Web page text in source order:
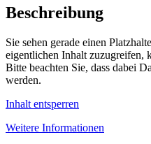
Beschreibung
Sie sehen gerade einen
eigentlichen Inhalt zuzugreifen,
Bitte beachten Sie, dass dabei
werden.
Inhalt entsperren
Weitere Informationen